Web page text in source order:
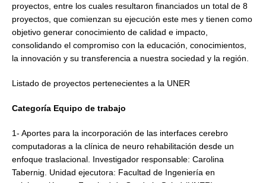
proyectos, entre los cuales resultaron financiados un total de 8
proyectos, que comienzan su ejecución este mes y tienen como
objetivo generar conocimiento de calidad e impacto,
consolidando el compromiso con la educación, conocimientos,
la innovación y su transferencia a nuestra sociedad y la región.
Listado de proyectos pertenecientes a la UNER
Categoría Equipo de trabajo
1- Aportes para la incorporación de las interfaces cerebro
computadoras a la clínica de neuro rehabilitación desde un
enfoque traslacional. Investigador responsable: Carolina
Tabernig. Unidad ejecutora: Facultad de Ingeniería en